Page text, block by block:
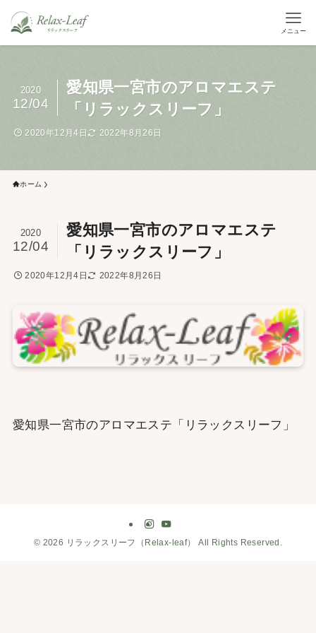
メニュー
愛知県一宮市のアロマエステ
「リラックスリーフ」
2020
12/04
2020年12月4日 2022年8月26日
ホーム
愛知県一宮市のアロマエステ
「リラックスリーフ」
2020
12/04
2020年12月4日 2022年8月26日
愛知県一宮市のアロマエステ「リラックスリーフ」
© 2026 リラックスリーフ（Relax-leaf） All Rights Reserved.